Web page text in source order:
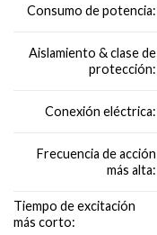
Consumo de potencia:
Aislamiento & clase de
protección:
Conexión eléctrica:
Frecuencia de acción
más alta:
Tiempo de excitación
más corto: